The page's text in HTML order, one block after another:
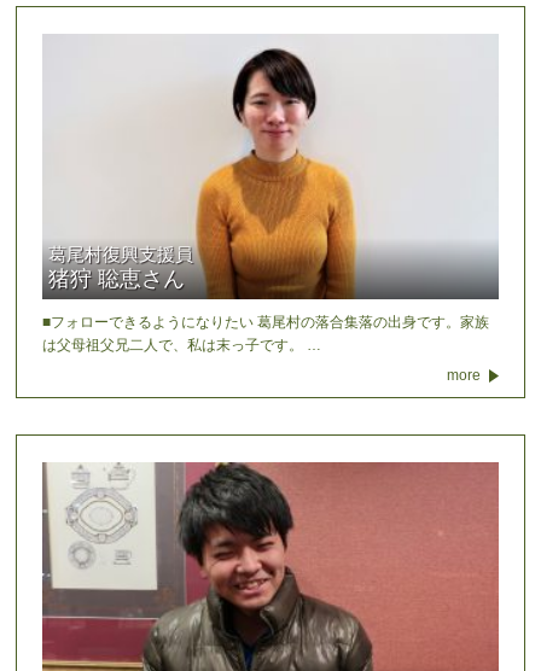
葛尾村復興支援員
猪狩 聡恵さん
■フォローできるようになりたい 葛尾村の落合集落の出身です。家族
は父母祖父兄二人で、私は末っ子です。 …
more